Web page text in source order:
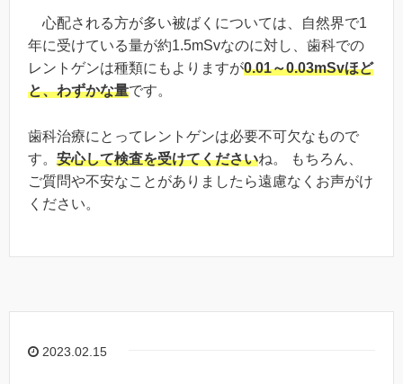
心配される方が多い被ばくについては、自然界で1
年に受けている量が約1.5mSvなのに対し、歯科での
レントゲンは種類にもよりますが0.01～0.03mSvほど
と、わずかな量です。
歯科治療にとってレントゲンは必要不可欠なもので
す。 安心して検査を受けてくださいね。 もちろん、
ご質問や不安なことがありましたら遠慮なくお声がけ
ください。
2023.02.15